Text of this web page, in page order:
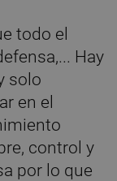
todo el
Hay
solo
en el
control y
por lo que